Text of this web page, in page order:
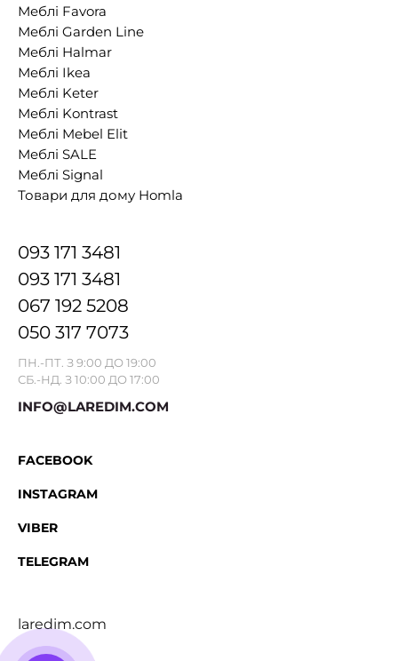
Меблі Favora
Меблі Garden Line
Меблі Halmar
Меблі Ikea
Меблі Keter
Меблі Kontrast
Меблі Mebel Elit
Меблі SALE
Меблі Signal
Товари для дому Homla
093 171 3481
093 171 3481
067 192 5208
050 317 7073
ПН.-ПТ. З 9:00 ДО 19:00
СБ.-НД. З 10:00 ДО 17:00
INFO@LAREDIM.COM
FACEBOOK
INSTAGRAM
VIBER
TELEGRAM
laredim.com